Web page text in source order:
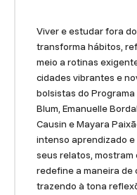
Viver e estudar fora
transforma hábitos,
meio a rotinas
cidades vibrantes e
bolsistas do
Blum, Emanuelle
Causin e Mayara
intenso aprendizado e
seus relatos,
redefine a maneira de
trazendo à tona